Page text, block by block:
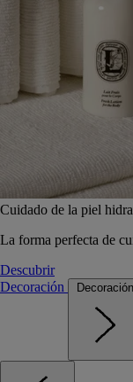
Cuidado de la piel
La forma perfecta de
Descubrir
Decoración
Decoración